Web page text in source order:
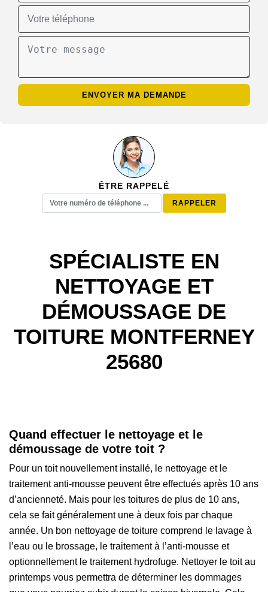
ÊTRE RAPPELÉ
SPÉCIALISTE EN
NETTOYAGE ET
DÉMOUSSAGE DE
TOITURE MONTFERNEY
25680
Quand effectuer le nettoyage et le
démoussage de votre toit ?
Pour un toit nouvellement installé, le nettoyage et le
traitement anti-mousse peuvent être effectués après 10 ans
d’ancienneté. Mais pour les toitures de plus de 10 ans,
cela se fait généralement une à deux fois par chaque
année. Un bon nettoyage de toiture comprend le lavage à
l’eau ou le brossage, le traitement à l’anti-mousse et
optionnellement le traitement hydrofuge. Nettoyer le toit au
printemps vous permettra de déterminer les dommages